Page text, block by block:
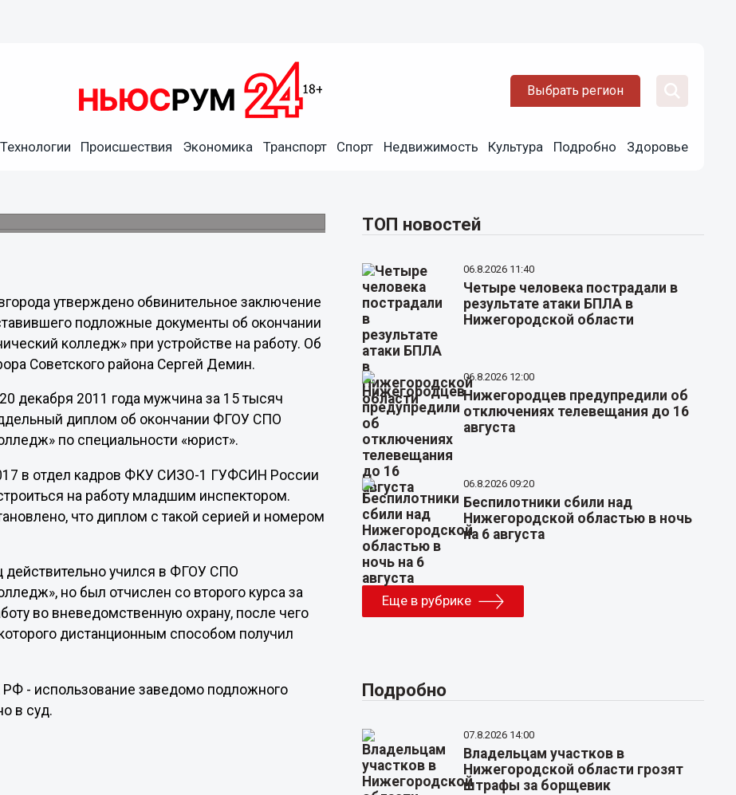
Выбрать регион
Технологии Происшествия Экономика Транспорт Спорт Недвижимость Культура Подробно Здоровье
на работу в СИЗО по
утверждено обвинительное заключение
подложные документы об окончании
колледж» при устройстве на работу. Об
Советского района Сергей Демин.
декабря 2011 года мужчина за 15 тысяч
диплом об окончании ФГОУ СПО
по специальности «юрист».
в отдел кадров ФКУ СИЗО-1 ГУФСИН России
на работу младшим инспектором.
что диплом с такой серией и номером
действительно учился в ФГОУ СПО
но был отчислен со второго курса за
во вневедомственную охрану, после чего
дистанционным способом получил
- использование заведомо подложного
в суд.
ТОП новостей
06.8.2026 11:40
Четыре человека пострадали в
результате атаки БПЛА в
Нижегородской области
06.8.2026 12:00
Нижегородцев предупредили об
отключениях телевещания до 16
августа
06.8.2026 09:20
Беспилотники сбили над
Нижегородской областью в ночь
на 6 августа
Еще в рубрике
Подробно
07.8.2026 14:00
Владельцам участков в
Нижегородской области грозят
штрафы за борщевик